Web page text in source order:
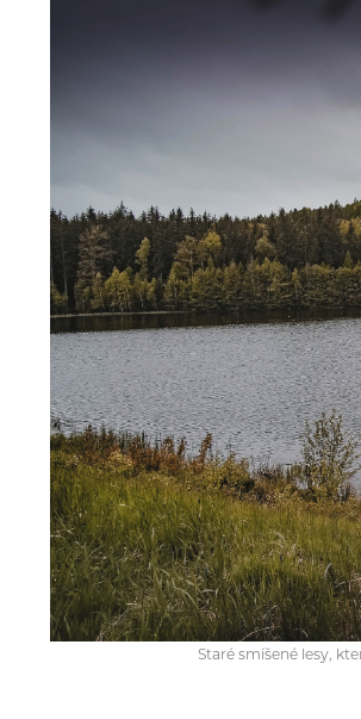
Staré smíšené lesy,